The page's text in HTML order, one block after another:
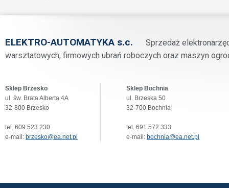
ELEKTRO-AUTOMATYKA s.c.
Sprzedaż
warsztatowych, firmowych ubrań roboczych oraz maszyn
Sklep Brzesko
ul. św. Brata Alberta 4A
32-800 Brzesko
tel. 609 523 230
e-mail: brzesko@ea.net.pl
Sklep Bochnia
ul. Brzeska 50
32-700 Bochnia
tel. 691 572 333
e-mail: bochnia@ea.net.pl